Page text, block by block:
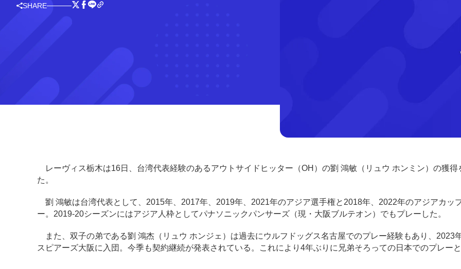
SHARE
レーヴィス栃木は16日、台湾代表経験のあるアウトサイドヒッター（OH）の劉 鴻敏（リュウ ホンミン）の獲得
た。
劉 鴻敏は台湾代表として、2015年、2017年、2019年、2021年のアジア選手権と2018年、2022年のアジアカッ
ー。2019-20シーズンにはアジア人枠としてパナソニックパンサーズ（現・大阪ブルテオン）でもプレーした。
また、双子の弟である劉 鴻杰（リュウ ホンジェ）は過去にウルフドッグス名古屋でのプレー経験もあり、2023
スピアーズ大阪に入団。今季も契約継続が発表されている。これにより4年ぶりに兄弟そろっての日本でのプレー